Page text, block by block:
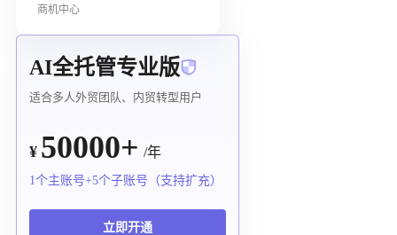
商机中心
AI全托管专业版
适合多人外贸团队、内贸转型用户
¥ 50000+ /年
1个主账号+5个子账号（支持扩充）
立即开通